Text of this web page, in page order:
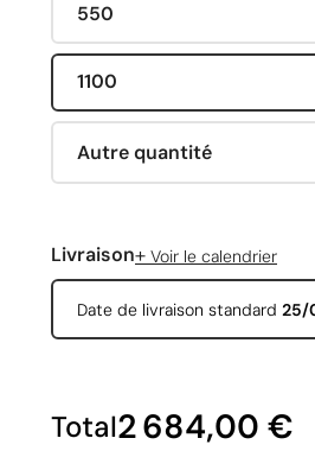
550
1100
Autre quantité
Livraison+ Voir le calendrier
Date de livraison standard 25/
Total2 684,00 €